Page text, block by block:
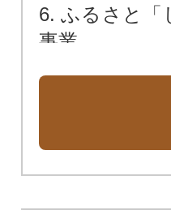
6. ふるさと「
事業